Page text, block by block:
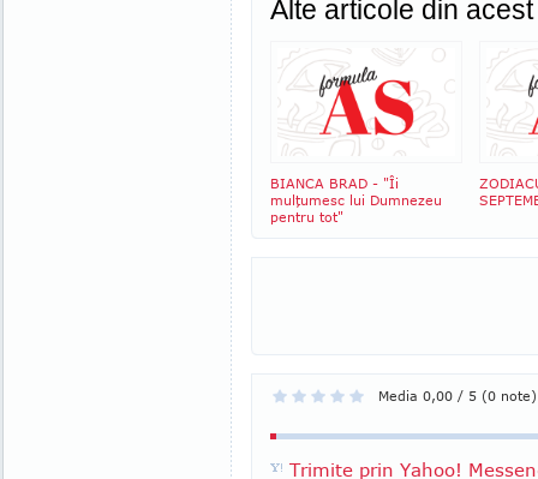
Alte articole din
BIANCA BRAD - "Îi
mulţumesc lui Dumnezeu
pentru tot"
Media 0,00 / 5 (0 note)
Trimite prin Yahoo!